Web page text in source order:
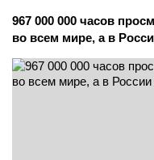
967 000 000 часов
во всем мире, а в